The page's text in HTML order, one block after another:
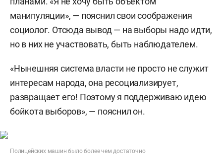
манипуляции», — пояснил свои соображения
социолог. Отсюда вывод — на выборы надо идти,
но в них не участвовать, быть наблюдателем.
«Нынешняя система власти не просто не служит
интересам народа, она ресоциализирует,
развращает его! Поэтому я поддерживаю идею
бойкота выборов», — пояснил он.
Полицейских машин было более чем достаточно